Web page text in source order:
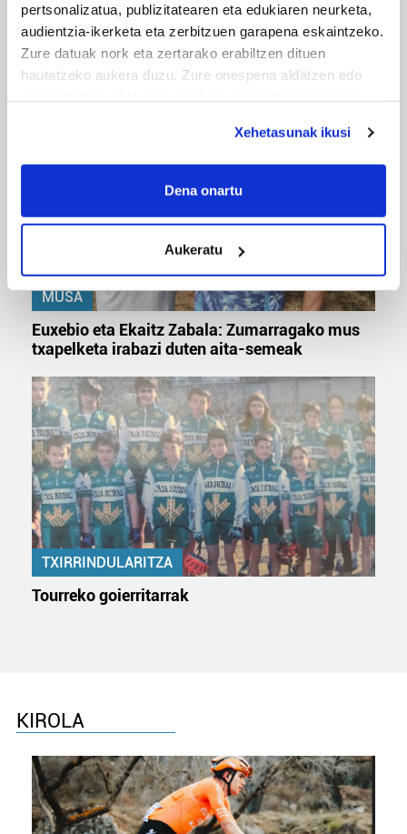
pertsonalizatua, publizitatearen eta edukiaren neurketa,
audientzia-ikerketa eta zerbitzuen garapena eskaintzeko.
Zure datuak nork eta zertarako erabiltzen dituen
hautatzeko aukera duzu. Zure onespena aldatzen edo
If you allow, we would also like to:
Collect information about your geographical
Identify your device by actively scanning it for
specific characteristics (fingerprinting)
Find out more about how your personal data is processed
and set your preferences in the
details section
prozesatzen ditugu, zure IP zenbakia, besteak beste,
teknologia erabiliz, cookieak adibidez, iragarki eta eduki
pertsonalizatuak eskaintzeko, iragarkiak eta edukia
neurtzeko, jendeari buruzko informazioa biltzeko eta
produktuak garatzeko. Zure datuak nork eta zertarako
erabiltzen dituen hauta dezakezu.
Bazkide batzuek ez dizute baimenik eskatzen, eta beren
interes komertzial legitimoetan babesten dira. Ikusi gure
duten interes legitimoa eta horren aurka nola egin
datuen atalean. Edozein unetan alda edo ken dezakezu
zure baimena Cookieen adierazpenean.
Webgune honek cookie propioak eta hirugarrenen cookie-
fitxategiak erabiltzen ditu. Zure esperientzia eta
zerbitzuak hobetzeko asmoz, cookie teknologiaz
Xehetasunak ikusi
Dena onartu
Aukeratu
MUSIKA
Odik berria ezagutzeko aukera 'KimiK' eta
'Amaaaa!' abestiekin
MUSA
Euxebio eta Ekaitz Zabala: Zumarragako mus
txapelketa irabazi duten aita-semeak
TXIRRINDULARITZA
Tourreko goierritarrak
KIROLA